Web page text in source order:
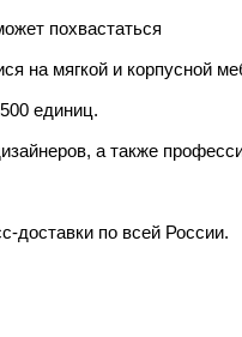
похвастаться
на мягкой и корпусной
единиц.
а также
доставки по всей России.